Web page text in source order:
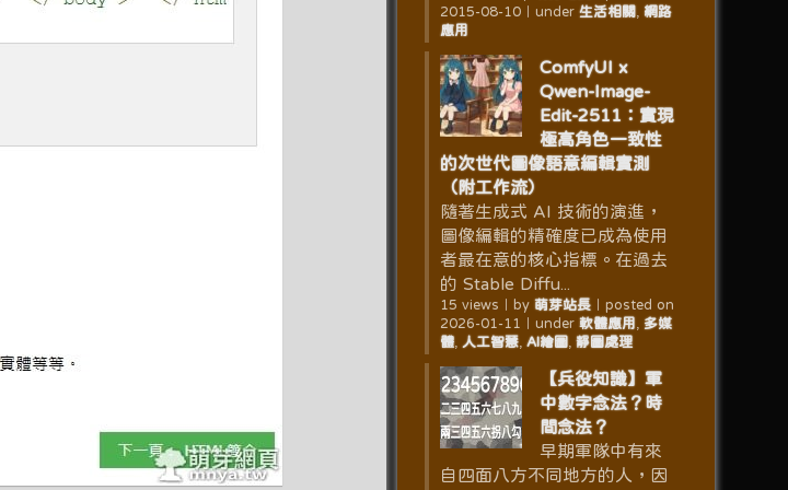
2015-08-10｜ under 生活相關
網路
應用
ComfyUI x
Qwen-Image-
Edit-2511：實現
極高角色一致性
的次世代圖像語意編輯實測
（附工作流）
隨著生成式 AI 技術的演進，
圖像編輯的精確度已成為使用
者最在意的核心指標。在過去
的 Stable Diffu...
15 views by 萌芽站長｜ posted on
2026-01-11
under 軟體應用
多媒
體, 人工智慧, AI繪圖, 靜圖處理
【兵役知識】軍
中數字念法？時
間念法？
早期軍隊中有來
自四面八方不同地方的人，因